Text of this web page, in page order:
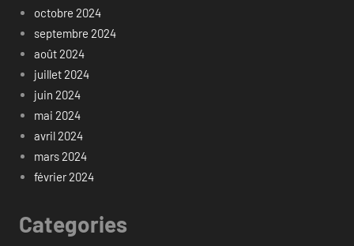
octobre 2024
septembre 2024
août 2024
juillet 2024
juin 2024
mai 2024
avril 2024
mars 2024
février 2024
Categories